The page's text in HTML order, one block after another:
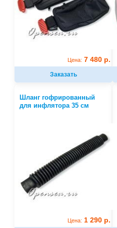
Цена: 7 480 р.
Заказать
Шланг гофрированный
для инфлятора 35 см
Цена: 1 290 р.